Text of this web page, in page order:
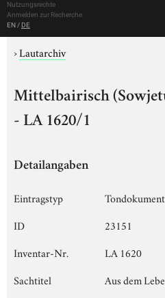
Nutzungsrechte
Anmelden zur Recherche
EN / DE
›Lautarchiv
Mittelbairisch
- LA 1620/1
Detailangaben
Eintragstyp
ID
23151
Inventar-Nr.
LA 1620
Sachtitel
Aus dem